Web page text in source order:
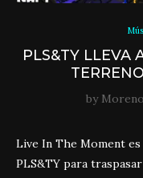
PLS&TY LLEVA
by Moreno
Live In The Moment
PLS&TY para